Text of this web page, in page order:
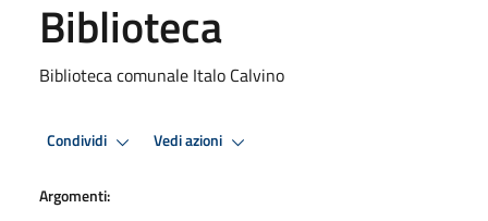
Biblioteca
Biblioteca comunale Italo Calvino
Condividi Vedi azioni
Argomenti: